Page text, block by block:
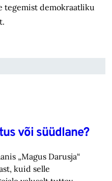
tegemist demokraatliku
või süüdlane?
„Magus Darusja“
kuid selle